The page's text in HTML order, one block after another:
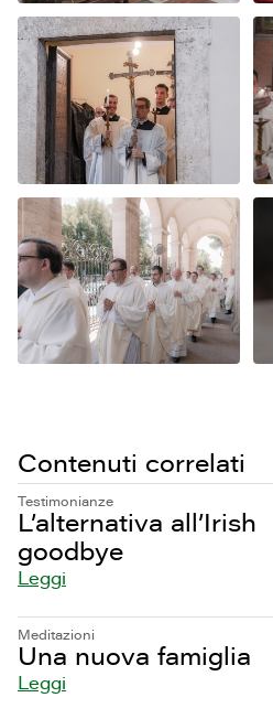
Contenuti correlati
Testimonianze
L’alternativa all’Irish
goodbye
Leggi
Meditazioni
Una nuova famiglia
Leggi